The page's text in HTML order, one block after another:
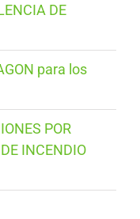
DE
para los
POR
INCENDIO